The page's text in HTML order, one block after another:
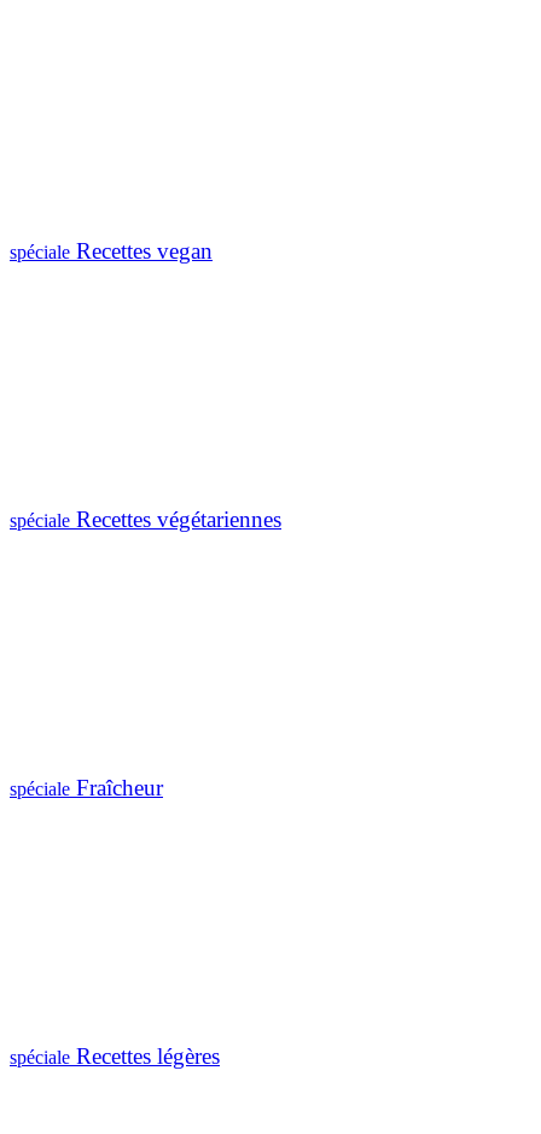
spéciale Recettes vegan
spéciale Recettes végétariennes
spéciale Fraîcheur
spéciale Recettes légères